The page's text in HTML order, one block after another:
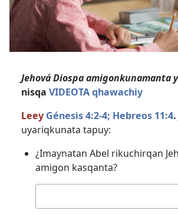
Jehová Diospa amigonkunamanta
nisqa VIDEOTA qhawachiy
Leey Génesis 4:​2-4; Hebreos 11:4.
uyariqkunata tapuy:
¿Imaynatan Abel rikuchirqan
amigon kasqanta?